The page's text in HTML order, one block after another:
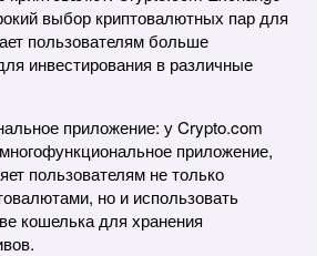
выбор криптовалютных пар для
пользователям больше
инвестирования в различные
приложение: у Crypto.com
приложение,
пользователям не только
но и использовать
кошелька для хранения